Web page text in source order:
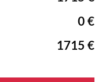
0 €
1715 €